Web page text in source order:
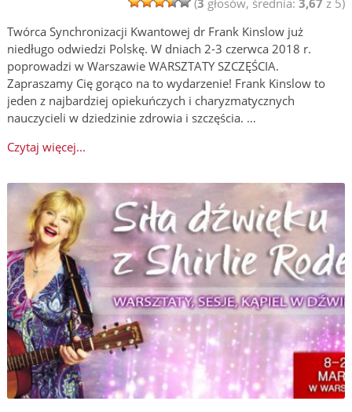
Twórca Synchronizacji Kwantowej dr Frank Kinslow już
niedługo odwiedzi Polskę. W dniach 2-3 czerwca 2018 r.
poprowadzi w Warszawie WARSZTATY SZCZĘŚCIA.
Zapraszamy Cię gorąco na to wydarzenie! Frank Kinslow to
jeden z najbardziej opiekuńczych i charyzmatycznych
nauczycieli w dziedzinie zdrowia i szczęścia. …
Czytaj więcej...